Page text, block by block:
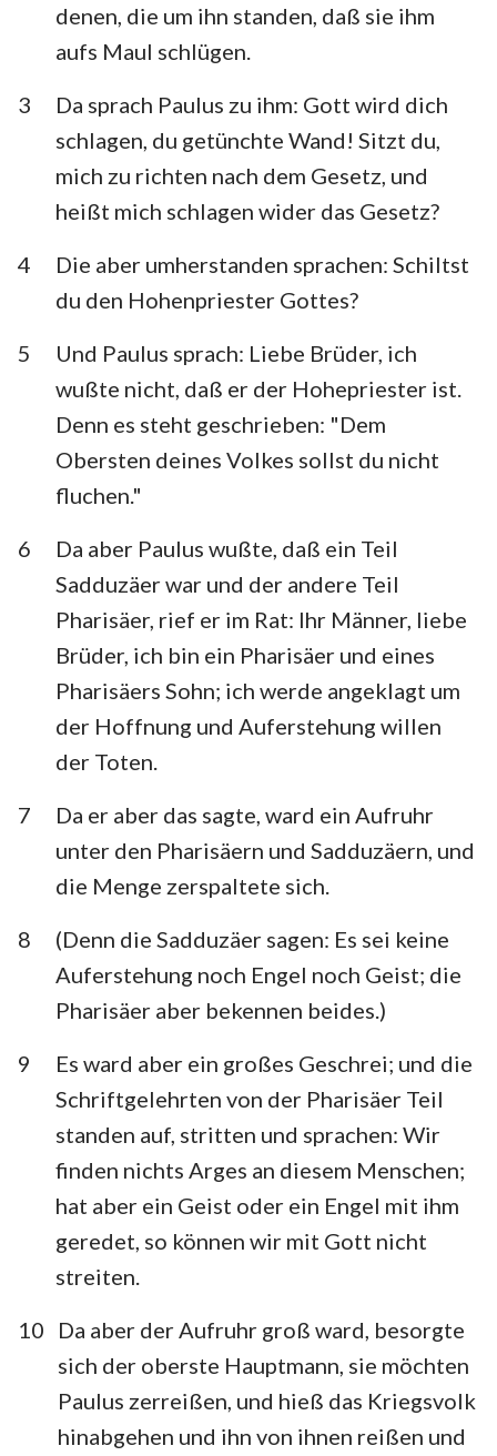
denen, die um ihn standen, daß sie ihm
aufs Maul schlügen.
3
Da sprach Paulus zu ihm: Gott wird dich
schlagen, du getünchte Wand! Sitzt du,
mich zu richten nach dem Gesetz, und
heißt mich schlagen wider das Gesetz?
4
Die aber umherstanden sprachen: Schiltst
du den Hohenpriester Gottes?
5
Und Paulus sprach: Liebe Brüder, ich
wußte nicht, daß er der Hohepriester ist.
Denn es steht geschrieben: "Dem
Obersten deines Volkes sollst du nicht
fluchen."
6
Da aber Paulus wußte, daß ein Teil
Sadduzäer war und der andere Teil
Pharisäer, rief er im Rat: Ihr Männer, liebe
Brüder, ich bin ein Pharisäer und eines
Pharisäers Sohn; ich werde angeklagt um
der Hoffnung und Auferstehung willen
der Toten.
7
Da er aber das sagte, ward ein Aufruhr
unter den Pharisäern und Sadduzäern, und
die Menge zerspaltete sich.
8
(Denn die Sadduzäer sagen: Es sei keine
Auferstehung noch Engel noch Geist; die
Pharisäer aber bekennen beides.)
9
Es ward aber ein großes Geschrei; und die
Schriftgelehrten von der Pharisäer Teil
standen auf, stritten und sprachen: Wir
finden nichts Arges an diesem Menschen;
hat aber ein Geist oder ein Engel mit ihm
geredet, so können wir mit Gott nicht
streiten.
10
Da aber der Aufruhr groß ward, besorgte
sich der oberste Hauptmann, sie möchten
Paulus zerreißen, und hieß das Kriegsvolk
hinabgehen und ihn von ihnen reißen und